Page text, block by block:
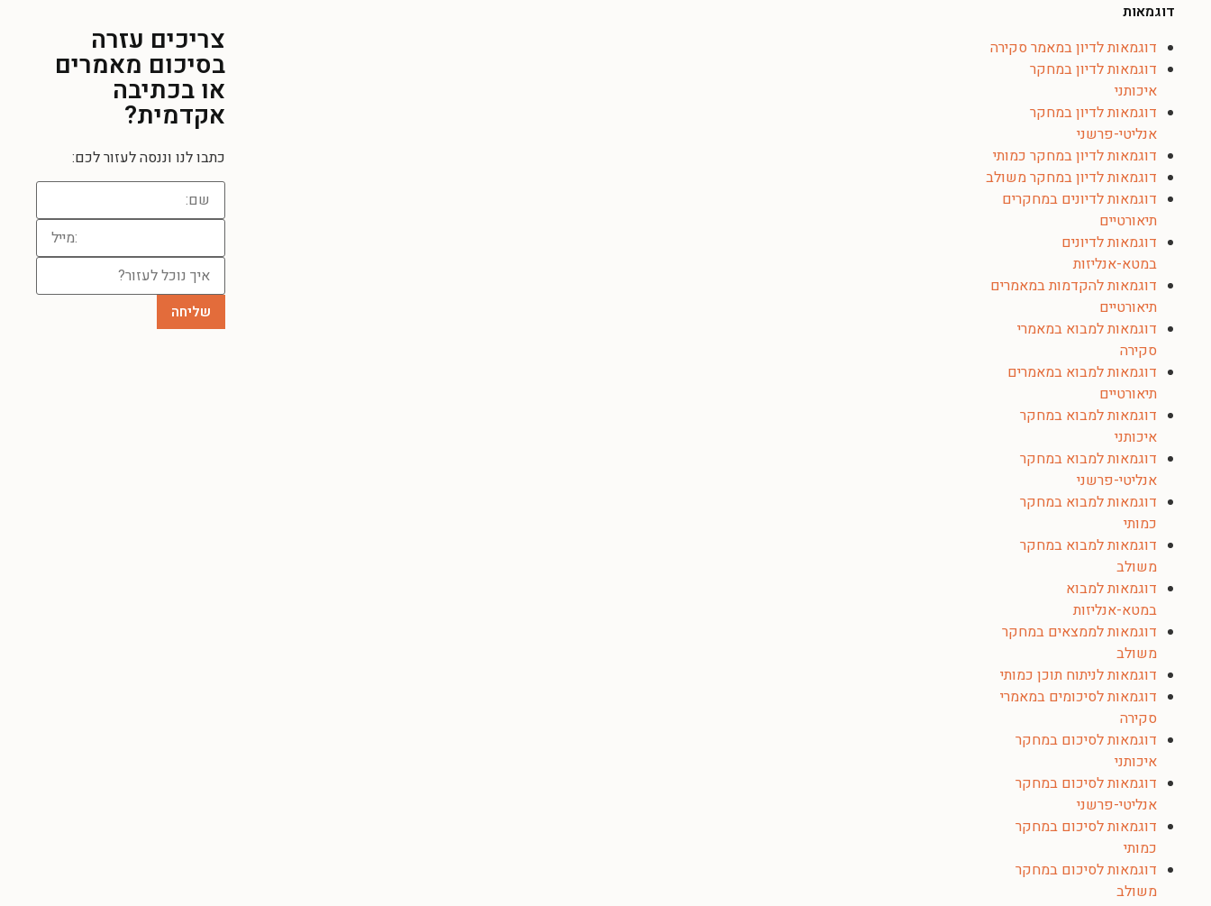
דוגמאות
דוגמאות לדיון במאמר סקירה
דוגמאות לדיון במחקר
איכותני
דוגמאות לדיון במחקר
אנליטי-פרשני
דוגמאות לדיון במחקר כמותי
דוגמאות לדיון במחקר משולב
דוגמאות לדיונים במחקרים
תיאורטיים
דוגמאות לדיונים
במטא-אנליזות
דוגמאות להקדמות במאמרים
תיאורטיים
דוגמאות למבוא במאמרי
סקירה
דוגמאות למבוא במאמרים
תיאורטיים
דוגמאות למבוא במחקר
איכותני
דוגמאות למבוא במחקר
אנליטי-פרשני
דוגמאות למבוא במחקר
כמותי
דוגמאות למבוא במחקר
משולב
דוגמאות למבוא
במטא-אנליזות
דוגמאות לממצאים במחקר
משולב
דוגמאות לניתוח תוכן כמותי
דוגמאות לסיכומים במאמרי
סקירה
דוגמאות לסיכום במחקר
איכותני
דוגמאות לסיכום במחקר
אנליטי-פרשני
דוגמאות לסיכום במחקר
כמותי
דוגמאות לסיכום במחקר
משולב
צריכים עזרה
בסיכום מאמרים
או בכתיבה
אקדמית?
כתבו לנו וננסה לעזור לכם: